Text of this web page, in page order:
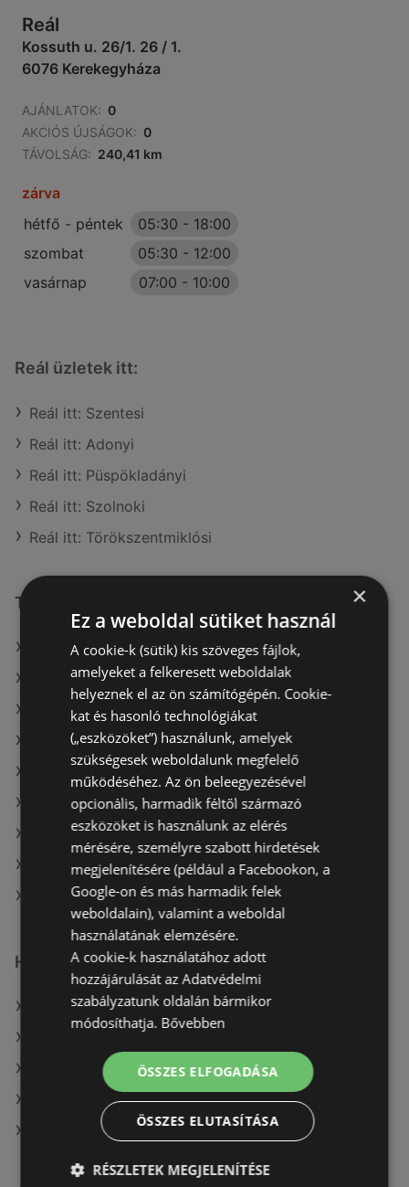
Reál
Kossuth u. 26/1. 26 / 1.
6076 Kerekegyháza
AJÁNLATOK: 0
AKCIÓS ÚJSÁGOK: 0
TÁVOLSÁG: 240,41 km
zárva
hétfő - péntek
05:30 - 18:00
szombat
05:30 - 12:00
vasárnap
07:00 - 10:00
Reál üzletek itt:
Reál itt: Szentesi
Reál itt: Adonyi
Reál itt: Püspökladányi
Reál itt: Szolnoki
Reál itt: Törökszentmiklósi
További linkek
A(z) Reál ajánlatai
A(z) Auchan ajánlatai
A(z) AlphaZoo ajánlatai
A(z) COOP Szolnok Zrt. aktuális akciós újságjai
A(z) Family Frost aktuális akciós újságjai
A(z) Tesco aktuális akciós újságjai
A(z) ÁRKLUB aktuális akciós újságjai
A(z) AlphaZoo aktuális akciós újságjai
A(z) Reál üzletei itt: Sopron-Fertődi
Hasonló kiskereskedők
A(z) Auchan ajánlatai
A(z) Coop ajánlatai
A(z) Spar ajánlatai
A(z) Privát max ajánlatai
×
Ez a weboldal sütiket használ
A cookie-k (sütik) kis szöveges fájlok,
amelyeket a felkeresett weboldalak
helyeznek el az ön számítógépén. Cookie-
kat és hasonló technológiákat
(„eszközöket”) használunk, amelyek
szükségesek weboldalunk megfelelő
működéséhez. Az ön beleegyezésével
opcionális, harmadik féltől származó
eszközöket is használunk az elérés
mérésére, személyre szabott hirdetések
megjelenítésére (például a Facebookon, a
Google-on és más harmadik felek
weboldalain), valamint a weboldal
használatának elemzésére.
A cookie-k használatához adott
hozzájárulását az Adatvédelmi
szabályzatunk oldalán bármikor
módosíthatja. Bővebben
ÖSSZES ELFOGADÁSA
ÖSSZES ELUTASÍTÁSA
RÉSZLETEK MEGJELENÍTÉSE